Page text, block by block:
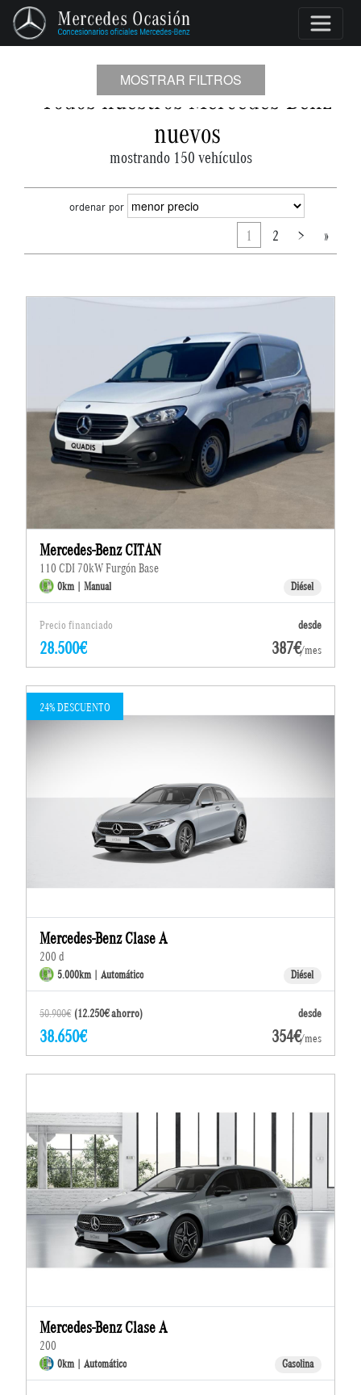
MOSTRAR FILTROS
Todos nuestros Mercedes-Benz
nuevos
mostrando 150 vehículos
ordenar por
1 2 > »
Mercedes-Benz CITAN
110 CDI 70kW Furgón Base
0km | Manual Diésel
Precio financiado desde
28.500€ 387€/mes
24% DESCUENTO
Mercedes-Benz Clase A
200 d
5.000km | Automático Diésel
50.900€ (12.250€ ahorro) desde
38.650€ 354€/mes
Mercedes-Benz Clase A
200
0km | Automático Gasolina